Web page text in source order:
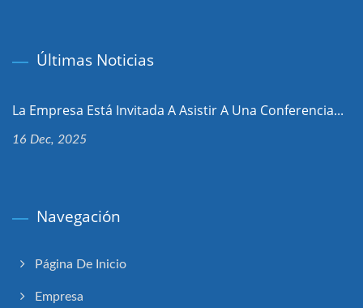
Últimas Noticias
La Empresa Está Invitada A Asistir A Una Conferencia...
16 Dec, 2025
Navegación
Página De Inicio
Empresa